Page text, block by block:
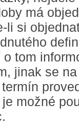
má
li si
tom
jinak se
možné